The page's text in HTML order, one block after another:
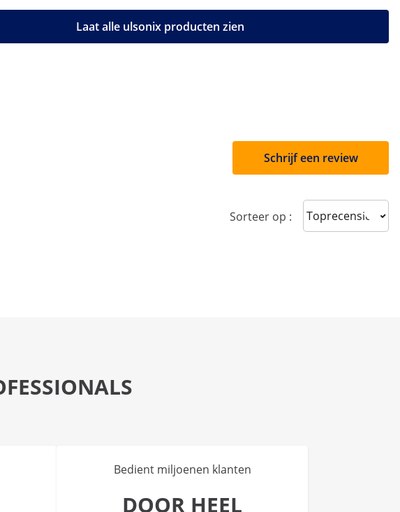
Laat alle ulsonix producten zien
Schrijf een review
Sorteer op : Sort reviews
Bedient miljoenen klanten
DOOR HEEL